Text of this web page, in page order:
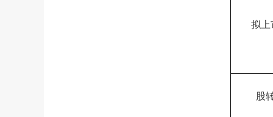
拟上
股